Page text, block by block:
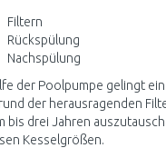
Filtern
Rückspülung
Nachspülung
der Poolpumpe gelingt
der herausragenden
bis drei Jahren
Kesselgrößen.